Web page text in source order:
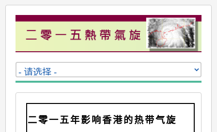
二零一五年影响香港的热带气旋